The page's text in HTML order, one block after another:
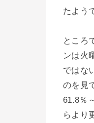
たよう
ところ
ンは火
ではな
のを見
61.8％
らより